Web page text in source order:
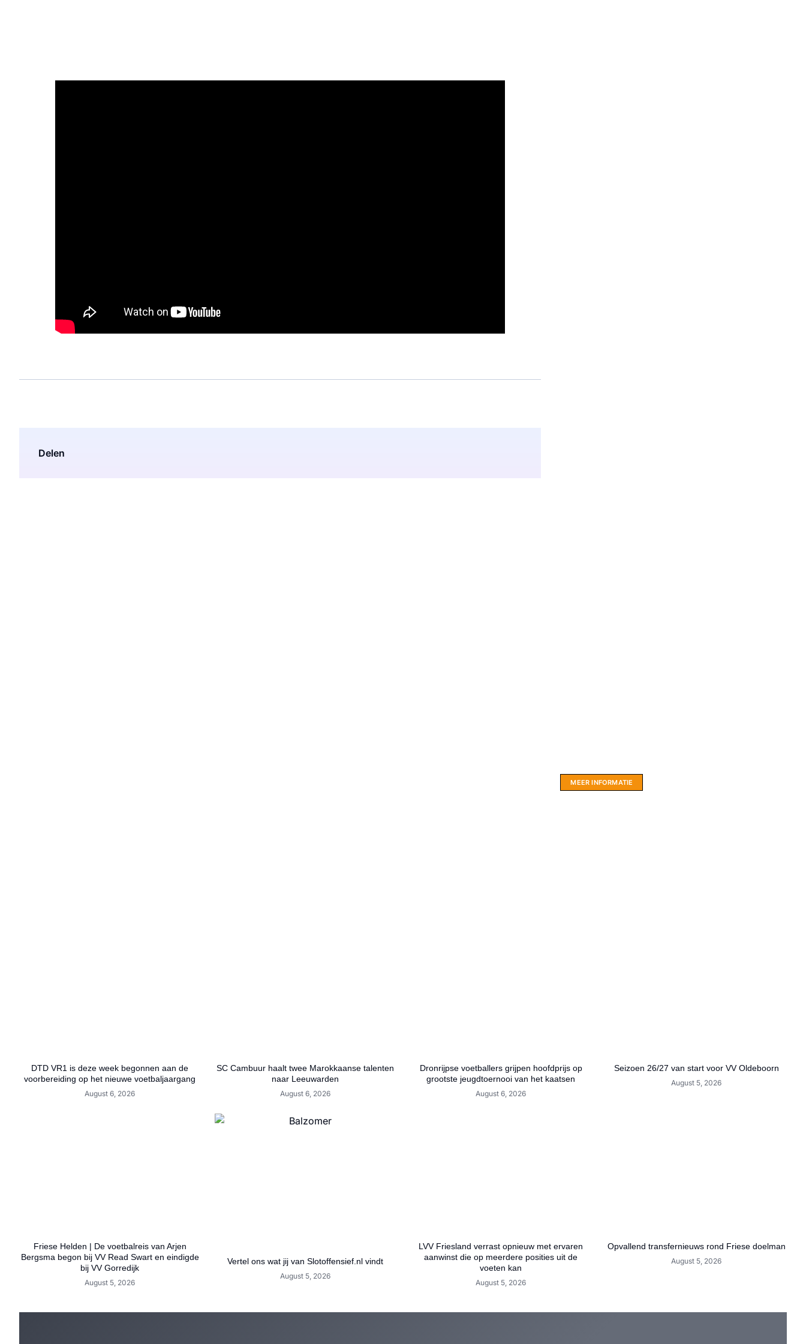
Delen
MEER INFORMATIE
DTD VR1 is deze week begonnen aan de
voorbereiding op het nieuwe voetbaljaargang
August 6, 2026
SC Cambuur haalt twee Marokkaanse talenten
naar Leeuwarden
August 6, 2026
Dronrijpse voetballers grijpen hoofdprijs op
grootste jeugdtoernooi van het kaatsen
August 6, 2026
Seizoen 26/27 van start voor VV Oldeboorn
August 5, 2026
Friese Helden | De voetbalreis van Arjen
Bergsma begon bij VV Read Swart en eindigde
bij VV Gorredijk
August 5, 2026
Vertel ons wat jij van Slotoffensief.nl vindt
August 5, 2026
LVV Friesland verrast opnieuw met ervaren
aanwinst die op meerdere posities uit de
voeten kan
August 5, 2026
Opvallend transfernieuws rond Friese doelman
August 5, 2026